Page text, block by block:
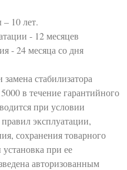
10 лет.
- 12 месяцев
- 24 месяца со дня
стабилизатора
в течение гарантийного
при условии
эксплуатации,
сохранения товарного
при ее
авторизованным